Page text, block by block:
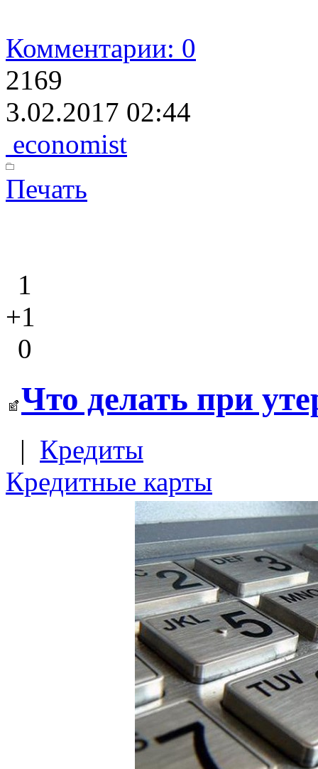
Комментарии: 0
2169
3.02.2017 02:44
economist
Печать
1
+1
0
Что делать при
| Кредиты
Кредитные карты